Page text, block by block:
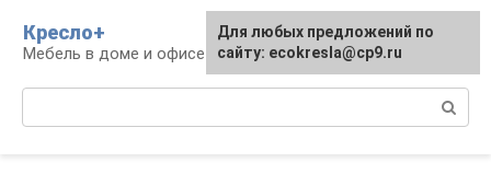
контенту
Кресло+
Мебель в доме и офисе
Для любых предложений по
сайту: ecokresla@cp9.ru